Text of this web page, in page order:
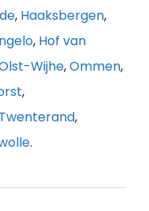
, Haaksbergen,
, Hof van
Wijhe,Ommen,
,
Twenterand,
.